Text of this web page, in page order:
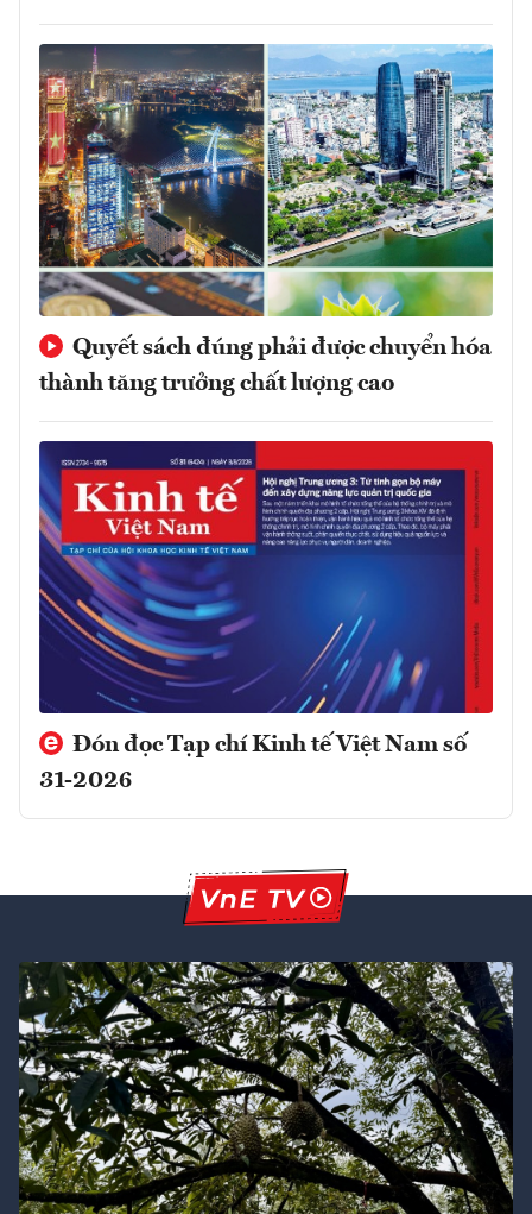
Quyết sách đúng phải được chuyển hóa
thành tăng trưởng chất lượng cao
Đón đọc Tạp chí Kinh tế Việt Nam số
31-2026